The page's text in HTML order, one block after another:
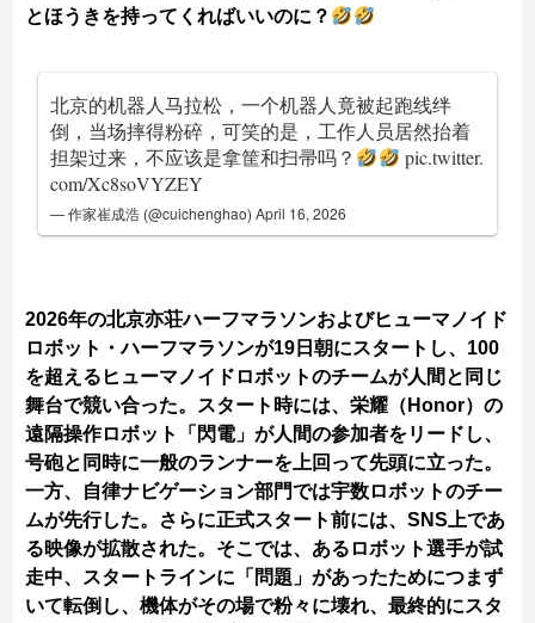
とほうきを持ってくればいいのに？
北京的机器人马拉松，一个机器人竟被起跑线绊
倒，当场摔得粉碎，可笑的是，工作人员居然抬着
担架过来，不应该是拿筐和扫帚吗？
pic.twitter.
com/Xc8soVYZEY
— 作家崔成浩 (@cuichenghao)April 16, 2026
2026年の北京亦荘ハーフマラソンおよびヒューマノイド
ロボット・ハーフマラソンが19日朝にスタートし、100
を超えるヒューマノイドロボットのチームが人間と同じ
舞台で競い合った。スタート時には、栄耀（Honor）の
遠隔操作ロボット「閃電」が人間の参加者をリードし、
号砲と同時に一般のランナーを上回って先頭に立った。
一方、自律ナビゲーション部門では宇数ロボットのチー
ムが先行した。さらに正式スタート前には、SNS上であ
る映像が拡散された。そこでは、あるロボット選手が試
走中、スタートラインに「問題」があったためにつまず
いて転倒し、機体がその場で粉々に壊れ、最終的にスタ